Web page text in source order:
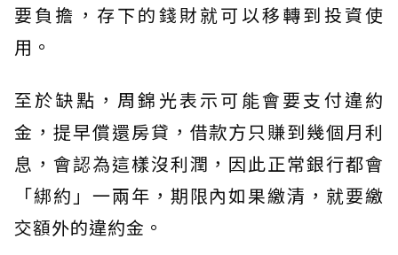
要負擔，存下的錢財就可以移轉到投資使
用。
至於缺點，周錦光表示可能會要支付違約
金，提早償還房貸，借款方只賺到幾個月利
息，會認為這樣沒利潤，因此正常銀行都會
「綁約」一兩年，期限內如果繳清，就要繳
交額外的違約金。